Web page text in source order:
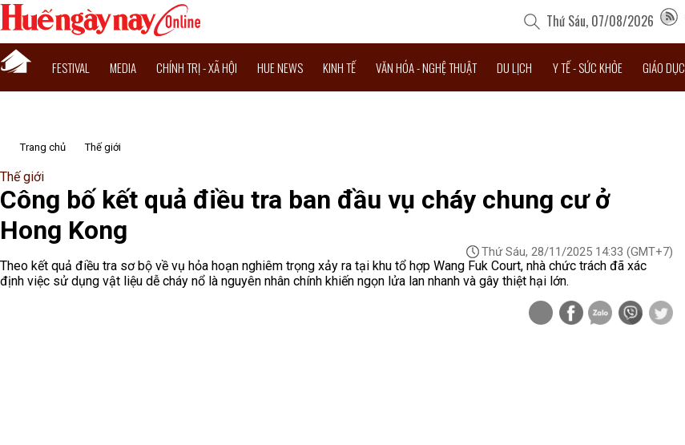
Thứ Sáu, 07/08/2026
FESTIVAL MEDIA CHÍNH TRỊ - XÃ HỘI HUE NEWS KINH TẾ VĂN HÓA - NGHỆ THUẬT DU LỊCH Y TẾ - SỨC KHỎE GIÁO DỤC
Trang chủ Thế giới
Thế giới
Công bố kết quả điều tra ban đầu vụ cháy chung cư ở
Hong Kong
Thứ Sáu, 28/11/2025 14:33 (GMT+7)
Theo kết quả điều tra sơ bộ về vụ hỏa hoạn nghiêm trọng xảy ra tại khu tổ hợp Wang Fuk Court, nhà chức trách đã xác
định việc sử dụng vật liệu dễ cháy nổ là nguyên nhân chính khiến ngọn lửa lan nhanh và gây thiệt hại lớn.